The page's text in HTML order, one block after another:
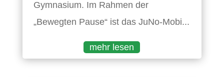
Gymnasium. Im Rahmen der
„Bewegten Pause“ ist das JuNo-Mobi...
mehr lesen